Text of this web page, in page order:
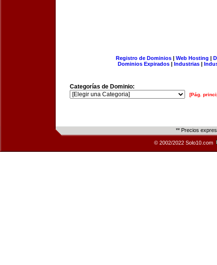
Registro de Dominios| Web Hosting |
Dominios Expirados | Industrias |
Categorías de Dominio:
[Pág.
** Precios
© 2002/2022 Solo10.com